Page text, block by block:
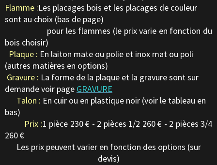
Flamme :Les placages bois et les placages de couleur
sont au choix (bas de page)
pour les flammes (le prix varie en fonction du
bois choisir)
Plaque : En laiton mate ou polie et inox mat ou poli
(autres matières en options)
Gravure : La forme de la plaque et la gravure sont sur
demande voir page GRAVURE
Talon : En cuir ou en plastique noir (voir le tableau en
bas)
Prix :1 pièce 230 € - 2 pièces 1/2 260 € - 2 pièces 3/4
260 €
Les prix peuvent varier en fonction des options (sur
devis)